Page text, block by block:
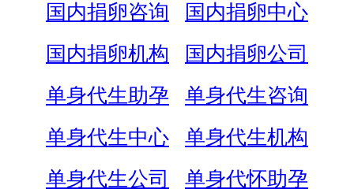
国内捐卵咨询
国内捐卵中心
国内捐卵机构
国内捐卵公司
单身代生助孕
单身代生咨询
单身代生中心
单身代生机构
单身代生公司
单身代怀助孕